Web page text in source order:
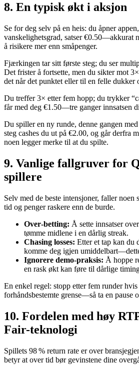
8. En typisk økt i aksjon
Se for deg selv på en heis: du åpner
vanskelighetsgrad, satser €0.50—akkurat
å risikere mer enn småpenger.
Fjærkingen tar sitt første steg; du ser
Det frister å fortsette, men du sikter mot
det når det punktet eller til en felle dukker
Du treffer 3× etter fem hopp; du trykker
får med deg €1.50—tre ganger innsatsen
Du spiller en ny runde, denne gangen
steg cashes du ut på €2.00, og går derfra
noen legger merke til at du spilte.
9. Vanlige fallgruver for
spillere
Selv med de beste intensjoner, faller noen
tid og penger raskere enn de burde.
Over‑betting: Å sette innsatser
tømme midlene i en dårlig streak.
Chasing losses: Etter et tap kan du
komme deg igjen
Ignorere demo-praksis: Å hoppe
en rask økt kan føre til dårlige
En enkel regel: stopp etter fem runder
forhåndsbestemte grense—så ta en pause
10. Fordelen med høy
Fair-teknologi
Spillets 98 % return rate er over
betyr at over tid bør gevinstene dine